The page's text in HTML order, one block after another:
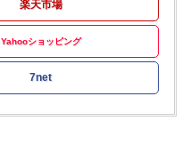
楽天市場
Yahooショッピング
7net